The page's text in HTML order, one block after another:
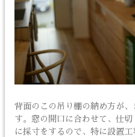
背面のこの吊り棚の納め方が
す。窓の開口に合わせて、仕
に採寸をするので、特に設置